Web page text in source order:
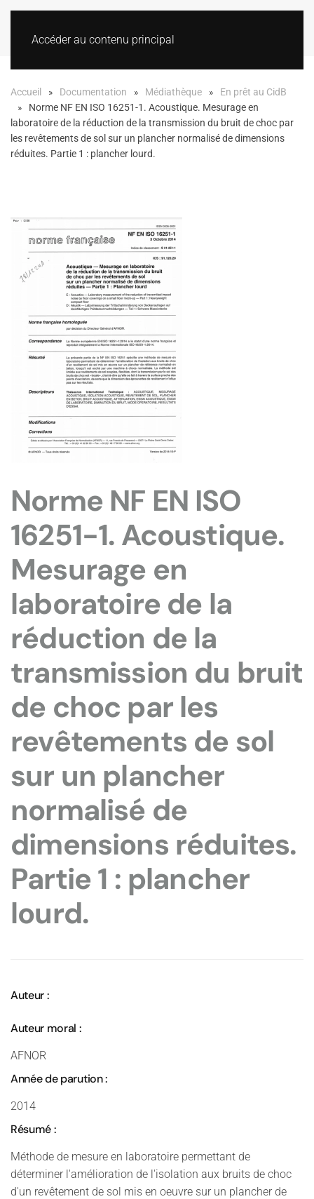
Accéder au contenu principal
Accueil Documentation Médiathèque
En prêt au CidB
Norme NF EN ISO 16251-1. Acoustique. Mesurage en
laboratoire de la réduction de la transmission du bruit de choc par
les revêtements de sol sur un plancher normalisé de dimensions
réduites. Partie 1 : plancher lourd.
Norme NF EN ISO
16251-1. Acoustique.
Mesurage en
laboratoire de la
réduction de la
transmission du bruit
de choc par les
revêtements de sol
sur un plancher
normalisé de
dimensions réduites.
Partie 1 : plancher
lourd.
Auteur :
Auteur moral :
AFNOR
Année de parution :
2014
Résumé :
Méthode de mesure en laboratoire permettant de
déterminer l'amélioration de l'isolation aux bruits de choc
d'un revêtement de sol mis en oeuvre sur un plancher de